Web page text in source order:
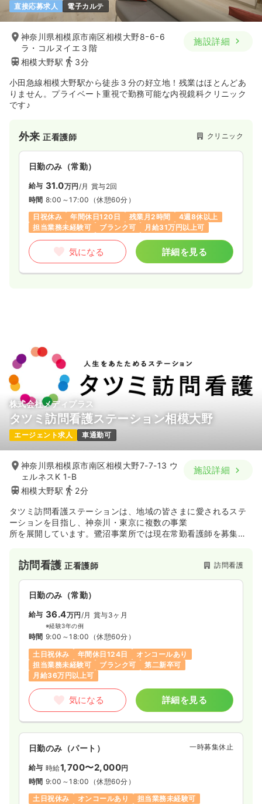
直接応募求人 電子カルテ
神奈川県相模原市南区相模大野8ｰ6ｰ6
ラ・コルヌイエ３階
相模大野駅
3分
施設詳細
小田急線相模大野駅から徒歩３分の好立地！残業はほとんどあ
りません。プライベート重視で勤務可能な内視鏡科クリニック
です♪
外来正看護師 クリニック
日勤のみ（常勤）
給与 31.0万円 /月 賞与2回
時間 8:00～17:00 （休憩60分）
日祝休み
年間休日120日 残業月2時間
4週8休以上
担当業務未経験可
ブランク可 月給31万円以上可
気になる 詳細を見る
株式会社メディプラス
タツミ訪問看護ステーション相模大野
エージェント求人 車通勤可
神奈川県相模原市南区相模大野7-7-13 ウ
ェルネスK 1-B
相模大野駅
2分
施設詳細
タツミ訪問看護ステーションは、地域の皆さまに愛されるステ
ーションを目指し、神奈川・東京に複数の事業
所を展開しています。鷺沼事業所では現在常勤看護師を募集
訪問看護正看護師 訪問看護
日勤のみ（常勤）
給与 36.4万円/月 賞与3ヶ月
※経験3年の例
時間 9:00～18:00 （休憩60分）
土日祝休み
年間休日124日
オンコールあり
担当業務未経験可
ブランク可
第二新卒可
月給36万円以上可
気になる 詳細を見る
日勤のみ（パート） 一時募集休止
給与 時給1,700〜2,000円
時間 9:00～18:00 （休憩60分）
土日祝休み
オンコールあり
担当業務未経験可